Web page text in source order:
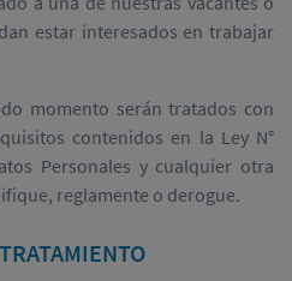
estar interesados en trabajar
momento serán tratados con
contenidos en la Ley N°
Personales y cualquier otra
reglamente o derogue.